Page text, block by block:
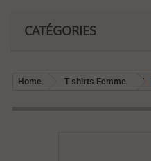
CATÉGORIES
Home T shirts Femme